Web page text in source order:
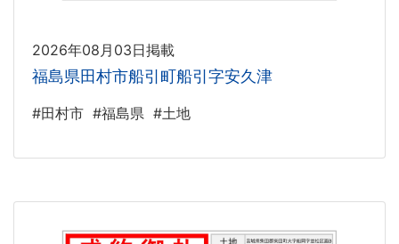
2026年08月03日掲載
福島県田村市船引町船引字安久津
#田村市 #福島県 #土地